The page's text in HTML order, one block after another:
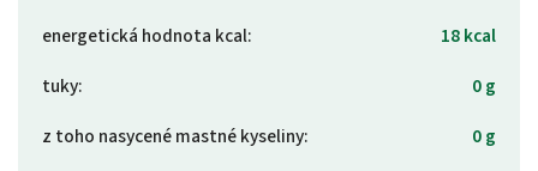
energetická hodnota kcal:
18 kcal
tuky:
0 g
z toho nasycené mastné kyseliny:
0 g